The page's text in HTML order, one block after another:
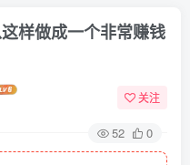
样做成一个非常赚钱
关注
52 0